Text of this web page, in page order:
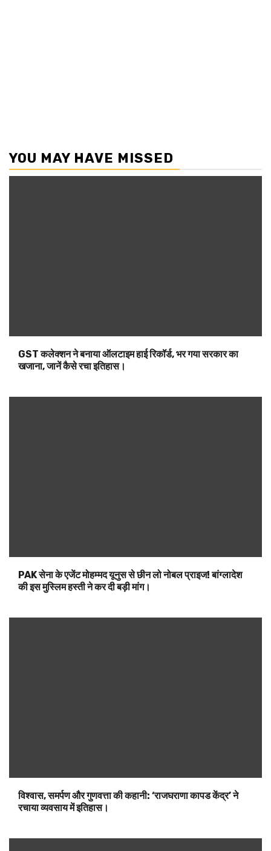
YOU MAY HAVE MISSED
GST कलेक्शन ने बनाया ऑलटाइम हाई रिकॉर्ड, भर गया सरकार का
खजाना, जानें कैसे रचा इतिहास।
PAK सेना के एजेंट मोहम्मद यूनुस से छीन लो नोबल प्राइज! बांग्लादेश
की इस मुस्लिम हस्ती ने कर दी बड़ी मांग।
विश्वास, समर्पण और गुणवत्ता की कहानी: ‘राजघराणा कापड केंद्र’ ने
रचाया व्यवसाय में इतिहास।